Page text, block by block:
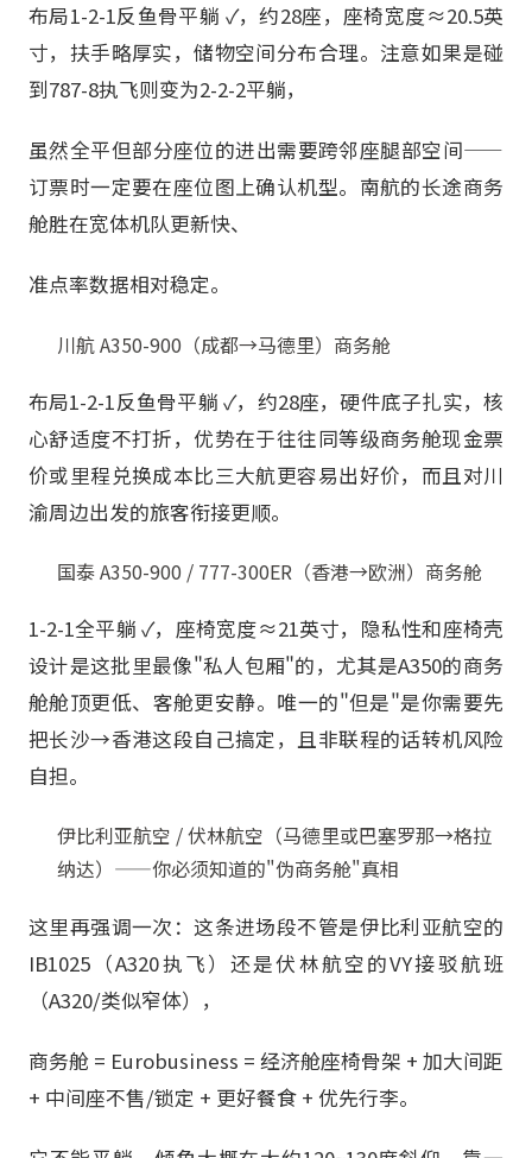
布局1-2-1反鱼骨平躺 ✓，约28座，座椅宽度≈20.5英
寸，扶手略厚实，储物空间分布合理。注意如果是碰
到787-8执飞则变为2-2-2平躺，
虽然全平但部分座位的进出需要跨邻座腿部空间——
订票时一定要在座位图上确认机型。南航的长途商务
舱胜在宽体机队更新快、
准点率数据相对稳定。
川航 A350-900（成都→马德里）商务舱
布局1-2-1反鱼骨平躺 ✓，约28座，硬件底子扎实，核
心舒适度不打折，优势在于往往同等级商务舱现金票
价或里程兑换成本比三大航更容易出好价，而且对川
渝周边出发的旅客衔接更顺。
国泰 A350-900 / 777-300ER（香港→欧洲）商务舱
1-2-1全平躺 ✓，座椅宽度≈21英寸，隐私性和座椅壳
设计是这批里最像"私人包厢"的，尤其是A350的商务
舱舱顶更低、客舱更安静。唯一的"但是"是你需要先
把长沙→香港这段自己搞定，且非联程的话转机风险
自担。
伊比利亚航空 / 伏林航空（马德里或巴塞罗那→格拉
纳达）——你必须知道的"伪商务舱"真相
这里再强调一次：这条进场段不管是伊比利亚航空的
IB1025（A320执飞）还是伏林航空的VY接驳航班
（A320/类似窄体），
商务舱 = Eurobusiness = 经济舱座椅骨架 + 加大间距
+ 中间座不售/锁定 + 更好餐食 + 优先行李。